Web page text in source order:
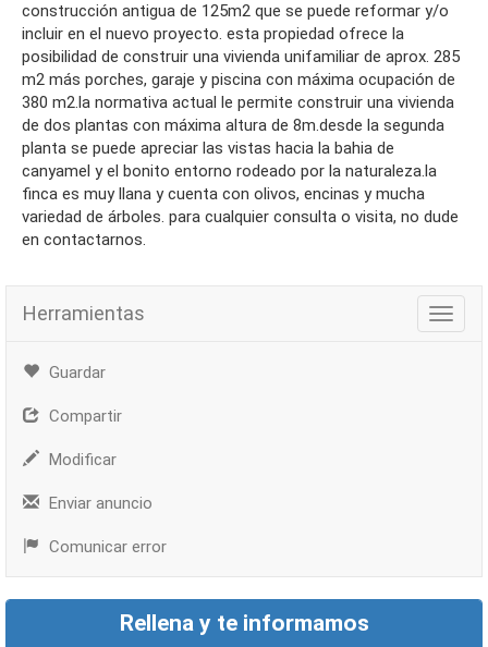
construcción antigua de 125m2 que se puede reformar y/o
incluir en el nuevo proyecto. esta propiedad ofrece la
posibilidad de construir una vivienda unifamiliar de aprox. 285
m2 más porches, garaje y piscina con máxima ocupación de
380 m2.la normativa actual le permite construir una vivienda
de dos plantas con máxima altura de 8m.desde la segunda
planta se puede apreciar las vistas hacia la bahia de
canyamel y el bonito entorno rodeado por la naturaleza.la
finca es muy llana y cuenta con olivos, encinas y mucha
variedad de árboles. para cualquier consulta o visita, no dude
en contactarnos.
Herramientas
Guardar
Compartir
Modificar
Enviar anuncio
Comunicar error
Rellena y te informamos